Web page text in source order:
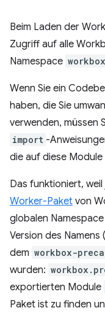
Beim Laden der
Zugriff auf alle
Namespace
Wenn Sie ein
haben, die Sie
verwenden, müssen
import -
die auf diese
Das funktioniert,
Worker-Paket von
globalen Namespace
Version des Namens
dem workbox-
wurden:
exportierten Module
Paket ist zu finden